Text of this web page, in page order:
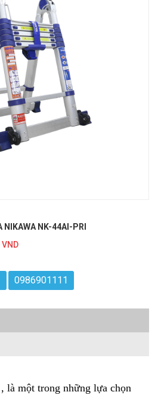
NIKAWA NK-44AI-PRI
0986901111
là một trong những lựa chọn